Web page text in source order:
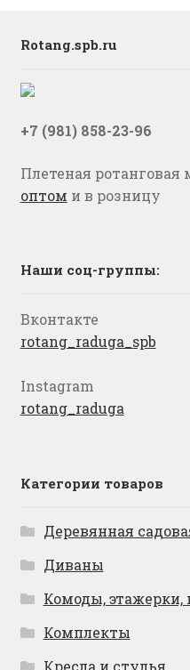
Rotang.spb.ru
+7 (981) 858-23-96
Плетеная
оптом и в розницу
Наши соц-группы:
Вконтакте
rotang_raduga_spb
Instagram
rotang_raduga
Категории товаров
Деревянная
Диваны
Комоды,
Комплекты
Кресла и стулья